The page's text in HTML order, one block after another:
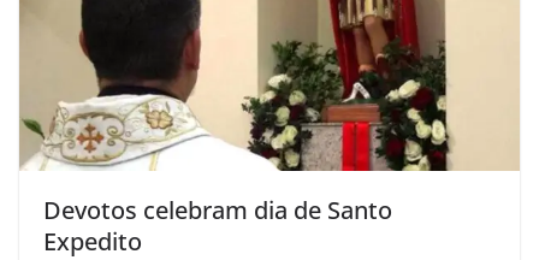
Devotos celebram dia de Santo
Expedito